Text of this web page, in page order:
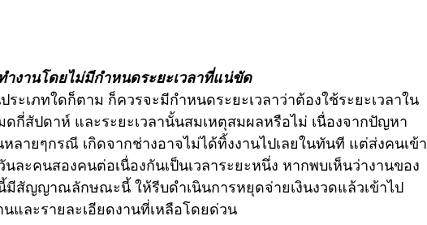
ำงานโดยไม่มีกำหนดระยะเวลาที่แน่ขัด
ระเภทใดก็ตาม ก็ควรจะมีกำหนดระยะเวลาว่าต้องใช้ระยะเวลาใน
ดกี่สัปดาห์ และระยะเวลานั้นสมเหตุสมผลหรือไม่ เนื่องจากปัญหา
ลายๆกรณี เกิดจากช่างอาจไม่ได้ทิ้งงานไปเลยในทันที แต่ส่งคนเข้า
ละคนสองคนต่อเนื่องกันเป็นเวลาระยะหนึ่ง หากพบเห็นว่างานของ
มีสัญญาณลักษณะนี้ ให้รีบดำเนินการหยุดจ่ายเงินงวดแล้วเข้าไป
และรายละเอียดงานที่เหลือโดยด่วน